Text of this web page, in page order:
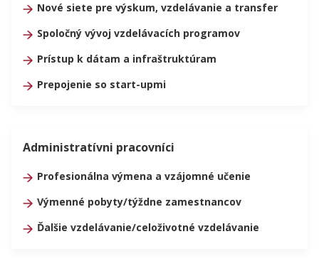
Nové siete pre výskum, vzdelávanie a transfer
Spoločný vývoj vzdelávacích programov
Prístup k dátam a infraštruktúram
Prepojenie so start-upmi
Administratívni pracovníci
Profesionálna výmena a vzájomné učenie
Výmenné pobyty/týždne zamestnancov
Ďalšie vzdelávanie/celoživotné vzdelávanie